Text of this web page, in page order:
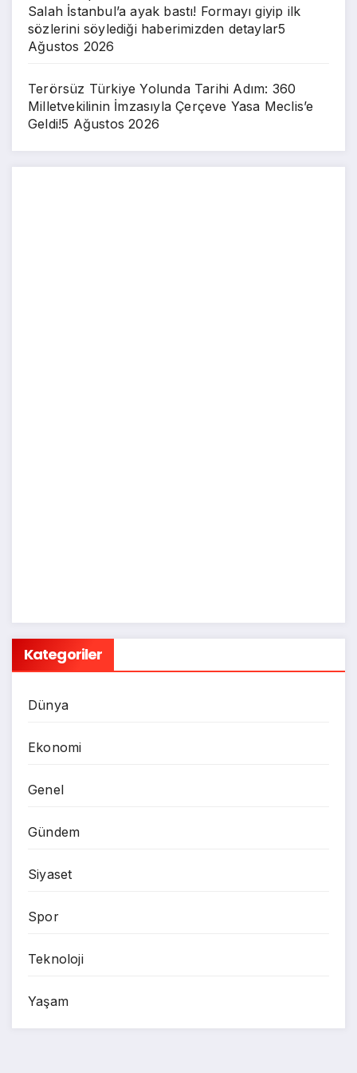
Salah İstanbul’a ayak bastı! Formayı giyip ilk
sözlerini söylediği haberimizden detaylar5
Ağustos 2026
Terörsüz Türkiye Yolunda Tarihi Adım: 360
Milletvekilinin İmzasıyla Çerçeve Yasa Meclis’e
Geldi!5 Ağustos 2026
Kategoriler
Dünya
Ekonomi
Genel
Gündem
Siyaset
Spor
Teknoloji
Yaşam